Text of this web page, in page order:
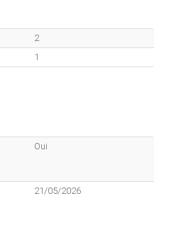
2
1
Oui
21/05/2026